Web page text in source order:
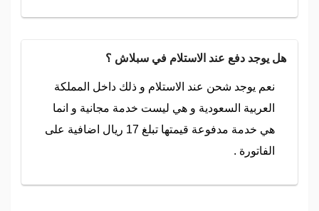
هل يوجد دفع عند الاستلام في سبلاش ؟
نعم يوجد شحن عند الاستلام و ذلك داخل المملكة
العربية السعودية و هي ليست خدمة مجانية و انما
هي خدمة مدفوعة قيمتها تبلغ 17 ريال اضافية على
الفاتورة .